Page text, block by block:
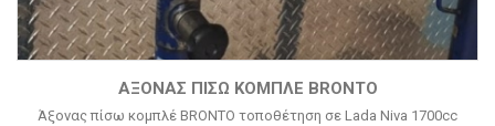
ΆΞΟΝΑΣ ΠΊΣΩ ΚΟΜΠΛΈ BRONTO
Άξονας πίσω κομπλέ BRONTO τοποθέτηση σε Lada Niva 1700cc